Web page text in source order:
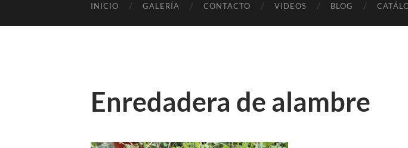
INICIO GALERÍA CONTACTO VIDEOS BLOG
Enredadera de alambre